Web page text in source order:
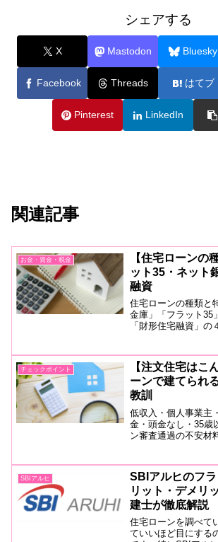
シェアする
X Mastodon Bluesky
Facebook Threads はてブ
Pinterest LinkedIn
関連記事
お金・資金・税金
【住宅ローンの
ット35・ネット
融資
住宅ローンの種類と
金庫」「フラット35
「財形住宅融資」の
入先探しにお役立て
チェックポイント
【注文住宅はこ
ーンで建てられ
教訓
低収入・個人事業主
金・頭金なし・35歳
ン審査通過の不安材
まっていたようです
い、私の失敗談と教
SBIアルヒ
SBIアルヒのフ
リット・デメリ
建士が徹底解説
住宅ローンを調べて
ていいほど目にする